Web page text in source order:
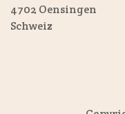
4702 Oensingen
Schweiz